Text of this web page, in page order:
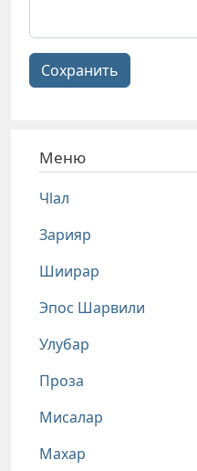
Сохранить
Меню
Чlал
Зарияр
Шиирар
Эпос Шарвили
Улубар
Проза
Мисалар
Махар